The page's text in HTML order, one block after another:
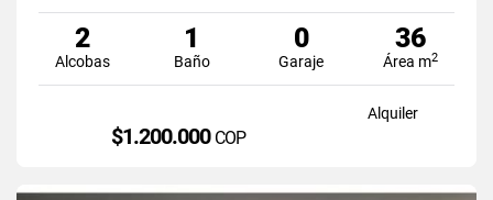
2
Alcobas
1
Baño
0
Garaje
36
Área m2
Alquiler
$1.200.000 COP